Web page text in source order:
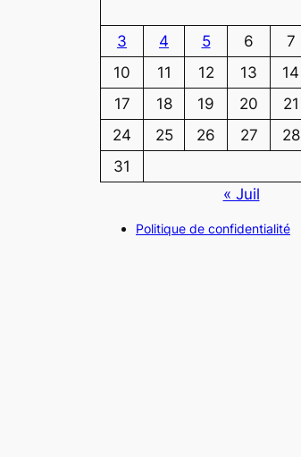
3
4 5 6 7
10
11 12 13 14
17
18 19 20 21
24
25 26 27 28
31
« Juil
Politique de confidentialité